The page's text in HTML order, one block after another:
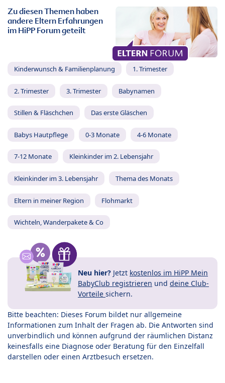
Zu diesen Themen haben
andere Eltern Erfahrungen
im HiPP Forum geteilt
Kinderwunsch & Familienplanung 1. Trimester
2. Trimester 3. Trimester Babynamen
Stillen & Fläschchen Das erste Gläschen
Babys Hautpflege 0-3 Monate 4-6 Monate
7-12 Monate Kleinkinder im 2. Lebensjahr
Kleinkinder im 3. Lebensjahr Thema des Monats
Eltern in meiner Region Flohmarkt
Wichteln, Wanderpakete & Co
Neu hier? Jetzt kostenlos im HiPP Mein
BabyClub registrieren und deine Club-
Vorteile sichern.
Bitte beachten: Dieses Forum bildet nur allgemeine
Informationen zum Inhalt der Fragen ab. Die Antworten sind
unverbindlich und können aufgrund der räumlichen Distanz
keinesfalls eine Diagnose oder Beratung für den Einzelfall
darstellen oder einen Arztbesuch ersetzen.